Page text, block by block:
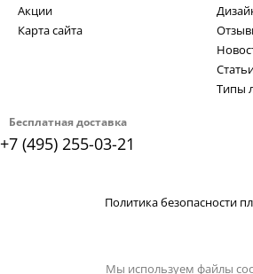
Бесплатная доставка
+7 (495) 255-03-21
Акции
Карта сайта
Типы
Политика безопасности
Мы используем файлы